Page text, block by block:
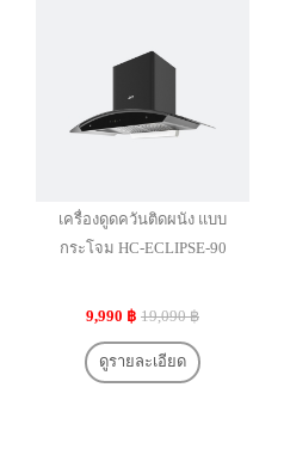
เครื่องดูดควันติดผนัง แบบ
กระโจม HC-ECLIPSE-90
9,990 ฿ 19,090 ฿
ดูรายละเอียด